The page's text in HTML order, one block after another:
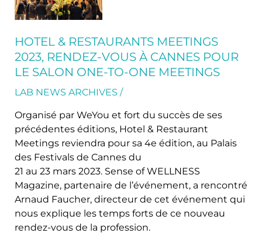
HOTEL & RESTAURANTS MEETINGS
2023, RENDEZ-VOUS À CANNES POUR
LE SALON ONE-TO-ONE MEETINGS
LAB NEWS ARCHIVES /
Organisé par WeYou et fort du succès de ses
précédentes éditions, Hotel & Restaurant
Meetings reviendra pour sa 4e édition, au Palais
des Festivals de Cannes du
21 au 23 mars 2023. Sense of WELLNESS
Magazine, partenaire de l’événement, a rencontré
Arnaud Faucher, directeur de cet événement qui
nous explique les temps forts de ce nouveau
rendez-vous de la profession.
Meetings
2023,
rendez-
vous
à
Cannes
pour
salon
One-
to-
One
meetings